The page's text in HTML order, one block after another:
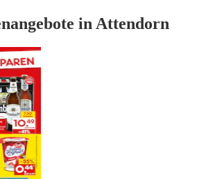
in Attendorn